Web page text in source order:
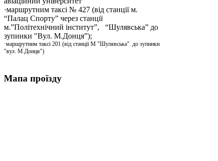
·маршрутним таксі № 427 (від станції м.
“Палац Спорту” через станції
м.”Політехнічний інститут”, “Шулявська” до
зупинки "Вул. М.Донця”);
·маршрутним таксі 201 (від станції М "Шулявська". до зупинки
"вул. М.Донця")
Мапа проїзду